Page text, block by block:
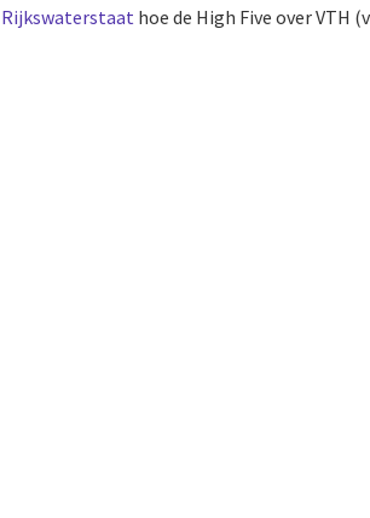
Rijkswaterstaat hoe de High Five over